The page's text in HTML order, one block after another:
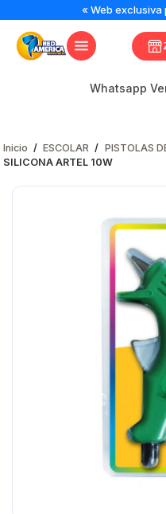
« Web exclusiva
Whatsapp
Inicio / ESCOLAR / PISTOLAS
SILICONA ARTEL 10W
PARA
SILICONA
ARTEL